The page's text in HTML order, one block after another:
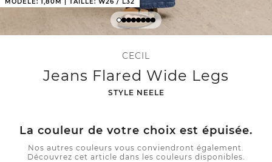
CECIL
Jeans Flared Wide Legs
-
STYLE NEELE
La couleur de votre choix est épuisée.
Nos autres couleurs vous conviendront également.
Découvrez cet article dans les couleurs disponibles.